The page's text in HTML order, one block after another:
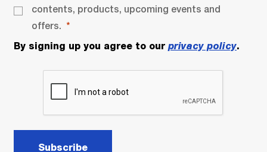
contents, products, upcoming events and
offers.
By signing up you agree to our privacy policy.
Subscribe